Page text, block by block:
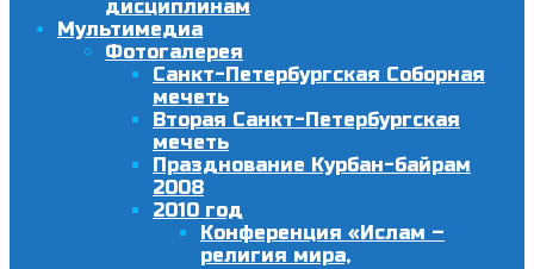
дисциплинам
Мультимедиа
Фотогалерея
Санкт-Петербургская Соборная
мечеть
Вторая Санкт-Петербургская
мечеть
Празднование Курбан-байрам
2008
2010 год
Конференция «Ислам –
религия мира,